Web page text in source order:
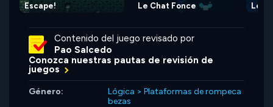
Escape! Le Chat Fonce Le
Contenido del juego revisado por
Pao Salcedo
Conozca nuestras pautas de revisión de
juegos
Género: Lógica > Plataformas de rompeca
bezas